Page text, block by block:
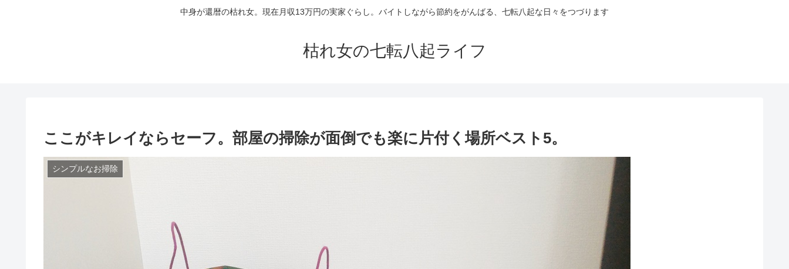
中身が還暦の枯れ女。現在月収13万円の実家ぐらし。バイトしながら節約をがんばる、七転八起な日々をつづります
枯れ女の七転八起ライフ
ここがキレイならセーフ。部屋の掃除が面倒でも楽に片付く場所ベスト5。
シンプルなお掃除